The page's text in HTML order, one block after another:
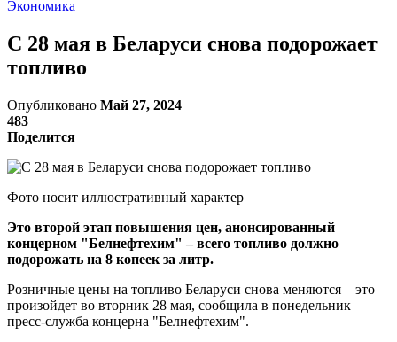
Экономика
С 28 мая в Беларуси снова подорожает
топливо
Опубликовано Май 27, 2024
483
Поделится
Фото носит иллюстративный характер
Это второй этап повышения цен, анонсированный
концерном "Белнефтехим" – всего топливо должно
подорожать на 8 копеек за литр.
Розничные цены на топливо Беларуси снова меняются – это
произойдет во вторник 28 мая, сообщила в понедельник
пресс-служба концерна "Белнефтехим".